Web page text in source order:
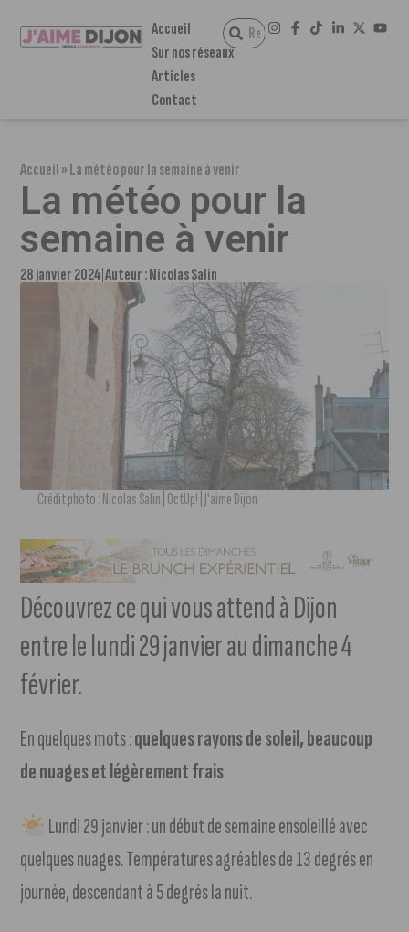
Accueil
Sur nos réseaux
Articles
Contact
Accueil»La météo pour la semaine à venir
La météo pour la
semaine à venir
28 janvier 2024 Auteur :Nicolas Salin
Crédit photo : Nicolas Salin | OctUp! | J'aime Dijon
Découvrez ce qui vous attend à Dijon
entre le lundi 29 janvier au dimanche 4
février.
En quelques mots :quelques rayons de soleil, beaucoup
de nuages et légèrement frais.
Lundi 29 janvier : un début de semaine ensoleillé avec
quelques nuages. Températures agréables de 13 degrés en
journée, descendant à 5 degrés la nuit.